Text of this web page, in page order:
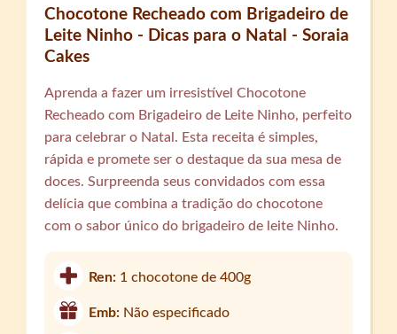
Chocotone Recheado com Brigadeiro de
Leite Ninho - Dicas para o Natal - Soraia
Cakes
Aprenda a fazer um irresistível Chocotone
Recheado com Brigadeiro de Leite Ninho, perfeito
para celebrar o Natal. Esta receita é simples,
rápida e promete ser o destaque da sua mesa de
doces. Surpreenda seus convidados com essa
delícia que combina a tradição do chocotone
com o sabor único do brigadeiro de leite Ninho.
Ren: 1 chocotone de 400g
Emb: Não especificado